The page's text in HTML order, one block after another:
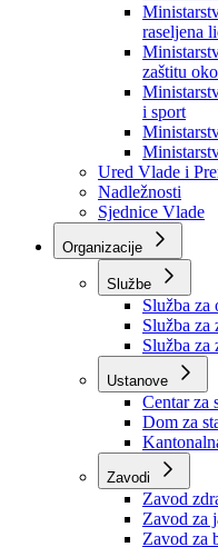
raseljena
zaštitu
i sport
Ured Vlade i
Nadležnosti
Sjednice Vlade
Organizacije
Službe
Služba za
Služba za
Služba za
Ustanove
Centar za
Dom za
Zavodi